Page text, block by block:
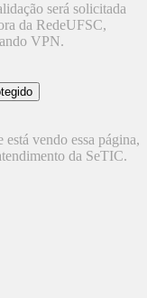
será solicitada
da RedeUFSC,
VPN.
vendo essa página,
da SeTIC.